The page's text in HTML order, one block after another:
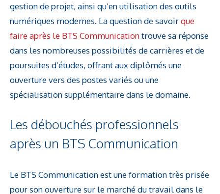
gestion de projet, ainsi qu’en utilisation des outils
numériques modernes. La question de savoirque
faire après le BTS Communicationtrouve sa réponse
dans les nombreuses possibilités de carrières et de
poursuites d’études, offrant aux diplômés une
ouverture vers des postes variés ou une
spécialisation supplémentaire dans le domaine.
Les débouchés professionnels
après un BTS Communication
Le BTS Communication est une formation très prisée
pour son ouverture sur le marché du travail dans le